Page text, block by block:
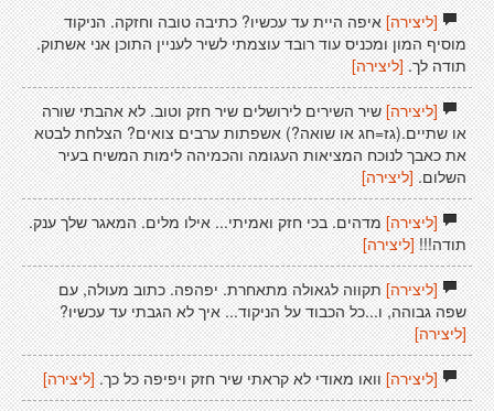
[ליצירה]איפה היית עד עכשיו? כתיבה טובה וחזקה. הניקוד
מוסיף המון ומכניס עוד רובד עוצמתי לשיר לעניין התוכן אני אשתוק.
תודה לך. [ליצירה]
[ליצירה]שיר השירים לירושלים שיר חזק וטוב. לא אהבתי שורה
או שתיים.(גז=חג או שואה?) אשפתות ערבים צואים? הצלחת לבטא
את כאבך לנוכח המציאות העגומה והכמיהה לימות המשיח בעיר
השלום. [ליצירה]
[ליצירה]מדהים. בכי חזק ואמיתי... אילו מלים. המאגר שלך ענק.
תודה!!! [ליצירה]
[ליצירה]תקווה לגאולה מתאחרת. יפהפה. כתוב מעולה, עם
שפה גבוהה, ו...כל הכבוד על הניקוד... איך לא הגבתי עד עכשיו?
[ליצירה]
[ליצירה]וואו מאודי לא קראתי שיר חזק ויפיפה כל כך. [ליצירה]